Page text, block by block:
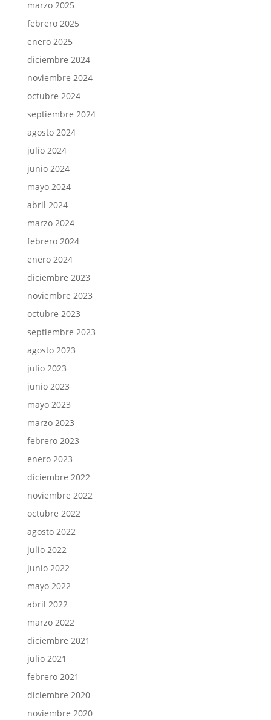
marzo 2025
febrero 2025
enero 2025
diciembre 2024
noviembre 2024
octubre 2024
septiembre 2024
agosto 2024
julio 2024
junio 2024
mayo 2024
abril 2024
marzo 2024
febrero 2024
enero 2024
diciembre 2023
noviembre 2023
octubre 2023
septiembre 2023
agosto 2023
julio 2023
junio 2023
mayo 2023
marzo 2023
febrero 2023
enero 2023
diciembre 2022
noviembre 2022
octubre 2022
agosto 2022
julio 2022
junio 2022
mayo 2022
abril 2022
marzo 2022
diciembre 2021
julio 2021
febrero 2021
diciembre 2020
noviembre 2020